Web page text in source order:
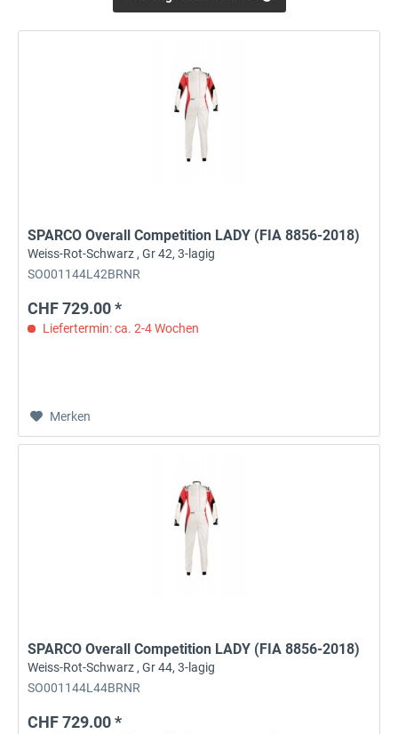
SPARCO Overall Competition LADY (FIA 8856-2018)
Weiss-Rot-Schwarz , Gr 42, 3-lagig
SO001144L42BRNR
CHF 729.00 *
Liefertermin: ca. 2-4 Wochen
Merken
SPARCO Overall Competition LADY (FIA 8856-2018)
Weiss-Rot-Schwarz , Gr 44, 3-lagig
SO001144L44BRNR
CHF 729.00 *